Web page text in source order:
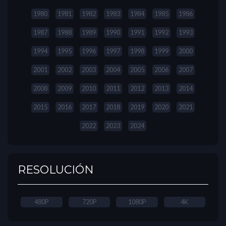
1980 1981 1982 1983 1984 1985 1986
1987 1988 1989 1990 1991 1992 1993
1994 1995 1996 1997 1998 1999 2000
2001 2002 2003 2004 2005 2006 2007
2008 2009 2010 2011 2012 2013 2014
2015 2016 2017 2018 2019 2020 2021
2022 2023 2024
RESOLUCIÓN
480P 720P 1080P 4K